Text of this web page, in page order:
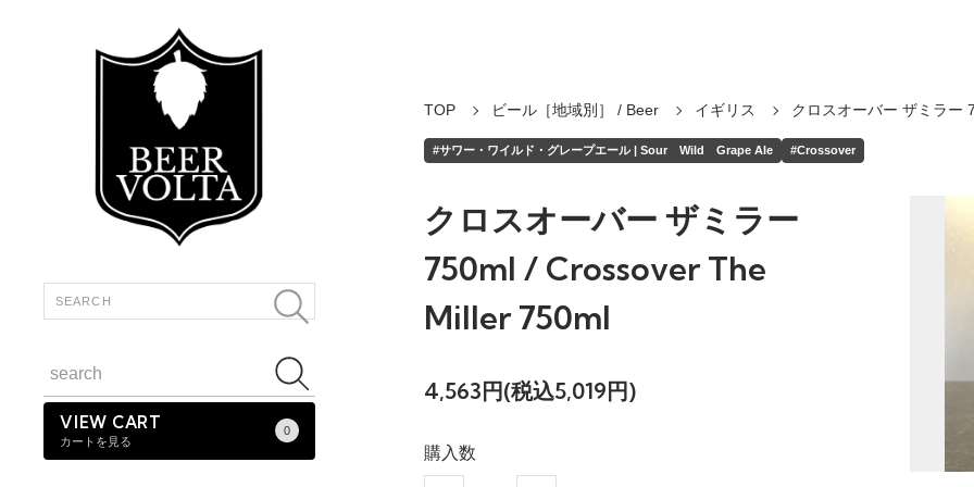
VIEW CART
カートを見る
0
TOP ビール［地域別］ / Beer イギリス クロスオーバー ザミラー
#サワー・ワイルド・グレープエール | Sour Wild Grape Ale #Crossover
クロスオーバー ザミラー
750ml / Crossover The
Miller 750ml
4,563円(税込5,019円)
購入数